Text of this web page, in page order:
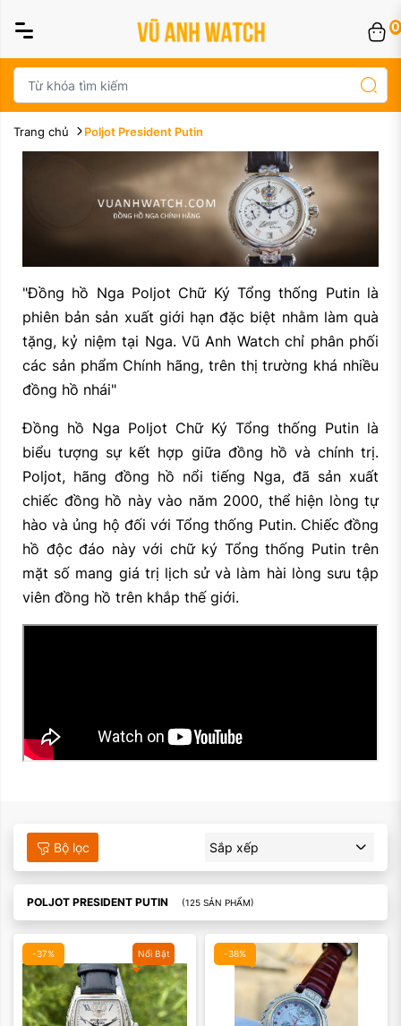
0
Trang chủ Poljot President Putin
"Đồng hồ Nga Poljot Chữ Ký Tổng thống Putin là
phiên bản sản xuất giới hạn đặc biệt nhằm làm quà
tặng, kỷ niệm tại Nga. Vũ Anh Watch chỉ phân phối
các sản phẩm Chính hãng, trên thị trường khá nhiều
đồng hồ nhái"
Đồng hồ Nga Poljot Chữ Ký Tổng thống Putin là
biểu tượng sự kết hợp giữa đồng hồ và chính trị.
Poljot, hãng đồng hồ nổi tiếng Nga, đã sản xuất
chiếc đồng hồ này vào năm 2000, thể hiện lòng tự
hào và ủng hộ đối với Tổng thống Putin. Chiếc đồng
hồ độc đáo này với chữ ký Tổng thống Putin trên
mặt số mang giá trị lịch sử và làm hài lòng sưu tập
viên đồng hồ trên khắp thế giới.
Bộ lọc Sắp xếp
POLJOT PRESIDENT PUTIN (125 SẢN PHẨM)
-37% Nổi Bật -38%